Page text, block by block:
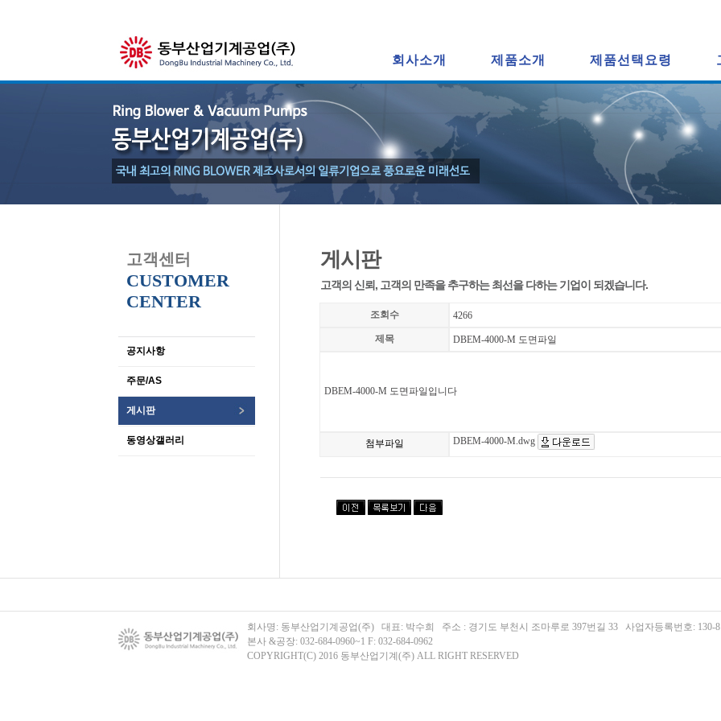
회사소개 제품소개 제품선택요령
고객센터
CUSTOMER
CENTER
공지사항
주문/AS
게시판
동영상갤러리
게시판
고객의 신뢰, 고객의 만족을 추구하는 최선을 다하는 기업이 되겠습니다.
조회수 4266
제목 DBEM-4000-M 도면파일
DBEM-4000-M 도면파일입니다
첨부파일 DBEM-4000-M.dwg
회사명: 동부산업기계공업(주) 대표: 박수희 주소 : 경기도 부천시 조마루로 397번길 33 사업자등록번호: 130-
본사 &공장: 032-684-0960~1 F: 032-684-0962
COPYRIGHT(C) 2016 동부산업기계(주) ALL RIGHT RESERVED